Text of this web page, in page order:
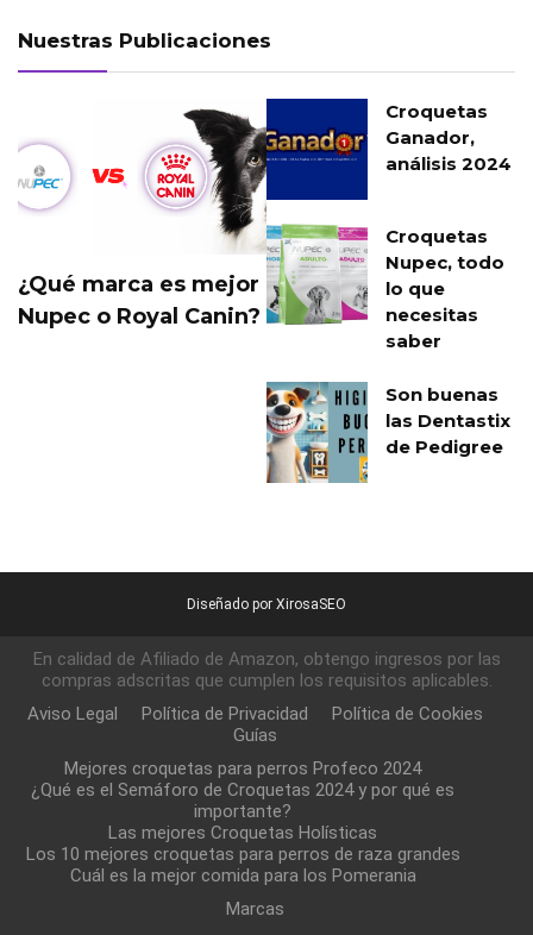
ce
b
o
k
st
o
n
ail
m
p
ar
tir
Nuestras Publicaciones
¿Qué marca es mejor
Nupec o Royal Canin?
Croquetas
Ganador,
análisis 2024
Croquetas
Nupec, todo
lo que
necesitas
saber
Son buenas
las Dentastix
de Pedigree
Diseñado por XirosaSEO
En calidad de Afiliado de Amazon, obtengo ingresos por las
compras adscritas que cumplen los requisitos aplicables.
Aviso Legal
Política de Privacidad
Política de Cookies
Guías
Mejores croquetas para perros Profeco 2024
¿Qué es el Semáforo de Croquetas 2024 y por qué es
importante?
Las mejores Croquetas Holísticas
Los 10 mejores croquetas para perros de raza grandes
Cuál es la mejor comida para los Pomerania
Marcas